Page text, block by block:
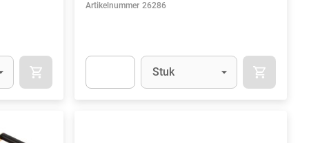
APOK.CATEGORY.PRODUCTS.CART.ADDTOCART
Artikelnummer 26286
Eenheid
Stuk